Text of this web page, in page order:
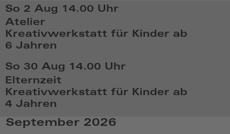
26
2026,
14:07
So 2 Aug 14.00 Uhr
Atelier
Kreativwerkstatt für Kinder ab
6 Jahren
Aug
2
2026,
14:08
So 30 Aug 14.00 Uhr
Elternzeit
Kreativwerkstatt für Kinder ab
4 Jahren
So,
Aug
September 2026